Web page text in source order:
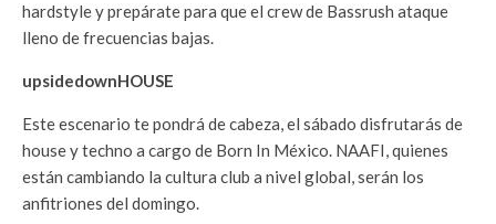
hardstyle y prepárate para que el crew de Bassrush ataque
lleno de frecuencias bajas.
upsidedownHOUSE
Este escenario te pondrá de cabeza, el sábado disfrutarás de
house y techno a cargo de Born In México. NAAFI, quienes
están cambiando la cultura club a nivel global, serán los
anfitriones del domingo.